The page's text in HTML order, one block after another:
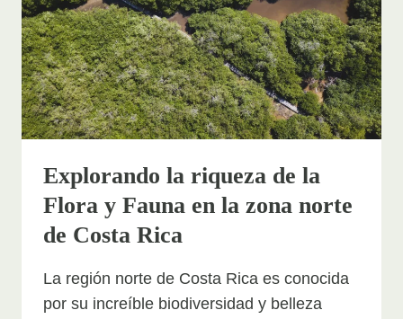
EN
GUANACASTE,
COSTA
RICA
Explorando la riqueza de la
Flora y Fauna en la zona norte
de Costa Rica
La región norte de Costa Rica es conocida
por su increíble biodiversidad y belleza